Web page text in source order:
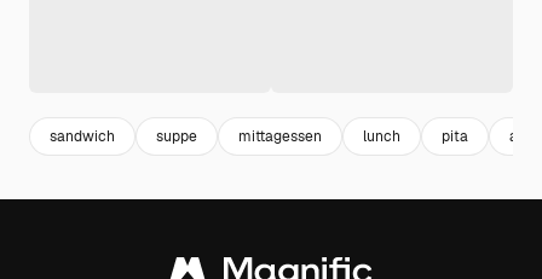
sandwich suppe mittagessen lunch pita